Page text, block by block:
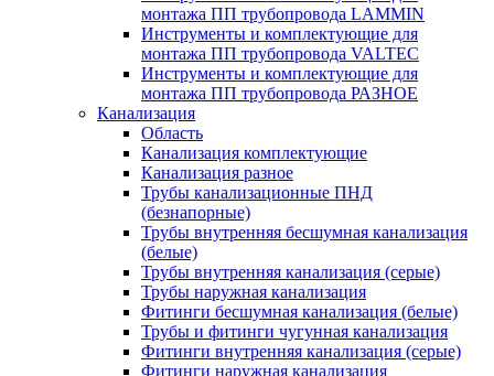
монтажа ПП трубопровода LAMMIN
Инструменты и комплектующие для
монтажа ПП трубопровода VALTEC
Инструменты и комплектующие для
монтажа ПП трубопровода РАЗНОЕ
Канализация
Область
Канализация комплектующие
Канализация разное
Трубы канализационные ПНД
(безнапорные)
Трубы внутренняя бесшумная канализация
(белые)
Трубы внутренняя канализация (серые)
Трубы наружная канализация
Фитинги бесшумная канализация (белые)
Трубы и фитинги чугунная канализация
Фитинги внутренняя канализация (серые)
Фитинги наружная канализация